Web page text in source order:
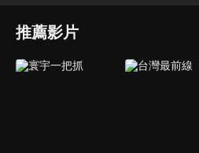
推薦影片